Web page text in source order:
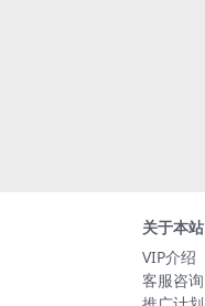
关于本站
VIP介绍
客服咨询